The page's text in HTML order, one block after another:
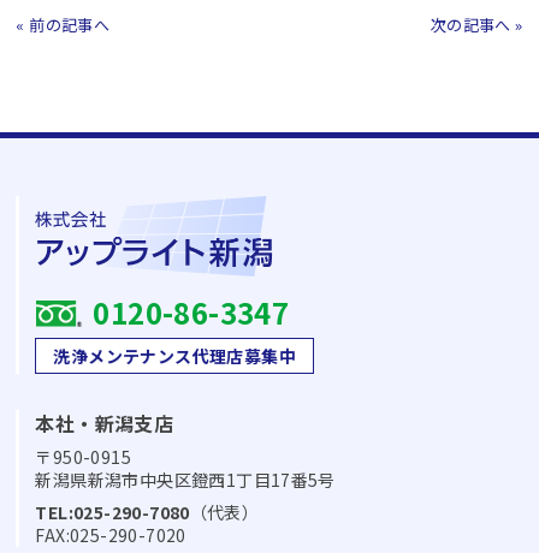
ビ
シ
ン
« 前の記事へ 次の記事へ »
0120-86-3347
洗浄メンテナンス代理店募集中
本社・新潟支店
〒950-0915
新潟県新潟市中央区鐙西1丁目17番5号
TEL:025-290-7080 （代表）
FAX:025-290-7020